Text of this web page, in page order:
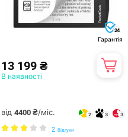
24
Гарантія
13 199 ₴
В наявності
від 4400 ₴/міс. 2 3 3
2 Відгуки